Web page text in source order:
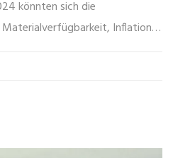
könnten sich die
Inflation
und gibt